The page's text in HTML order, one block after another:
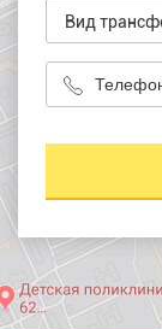
Вид